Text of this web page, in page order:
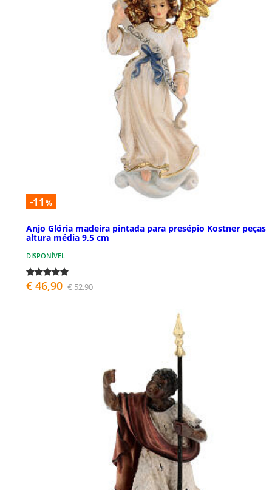
-11 %
Anjo Glória madeira pintada para presépio Kostner peças
altura média 9,5 cm
DISPONÍVEL
€ 46,90 € 52,90